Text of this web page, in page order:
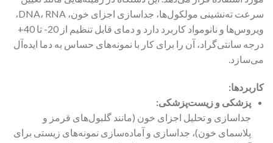
سرعت ته‌نشینی مولکول‌ها، جداسازی اجزای خون، DNA، RNA،
ویروس‌ها و نانومواد کاربرد دارد و دمای قابل تنظیم از 20- تا 40+
درجه سانتی‌گراد، آن را برای کار با نمونه‌های حساس به دما ایده‌آل
می‌سازد.
کاربردها:
پزشکی و زیست‌پزشکی:
جداسازی و تحلیل اجزای خون (مانند گلبول‌های قرمز و
پلاسمای خون)، جداسازی و آماده‌سازی نمونه‌های زیستی برای